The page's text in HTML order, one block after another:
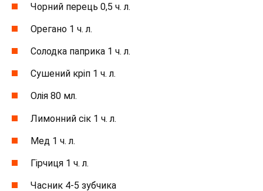
Чорний перець 0,5 ч. л.
Орегано 1 ч. л.
Солодка паприка 1 ч. л.
Сушений кріп 1 ч. л.
Олія ​​80 мл.
Лимонний сік 1 ч. л.
Мед 1 ч. л.
Гірчиця 1 ч. л.
Часник 4-5 зубчика